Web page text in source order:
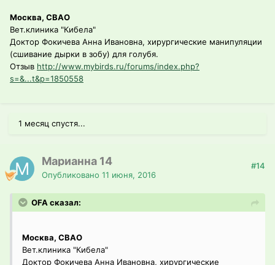
Москва, СВАО
Вет.клиника "Кибела"
Доктор Фокичева Анна Ивановна, хирургические манипуляции
(сшивание дырки в зобу) для голубя.
Отзыв http://www.mybirds.ru/forums/index.php?
s=&...t&p=1850558
1 месяц спустя...
Марианна 14
Опубликовано 11 июня, 2016
#14
OFA сказал:
Москва, СВАО
Вет.клиника "Кибела"
Доктор Фокичева Анна Ивановна, хирургические